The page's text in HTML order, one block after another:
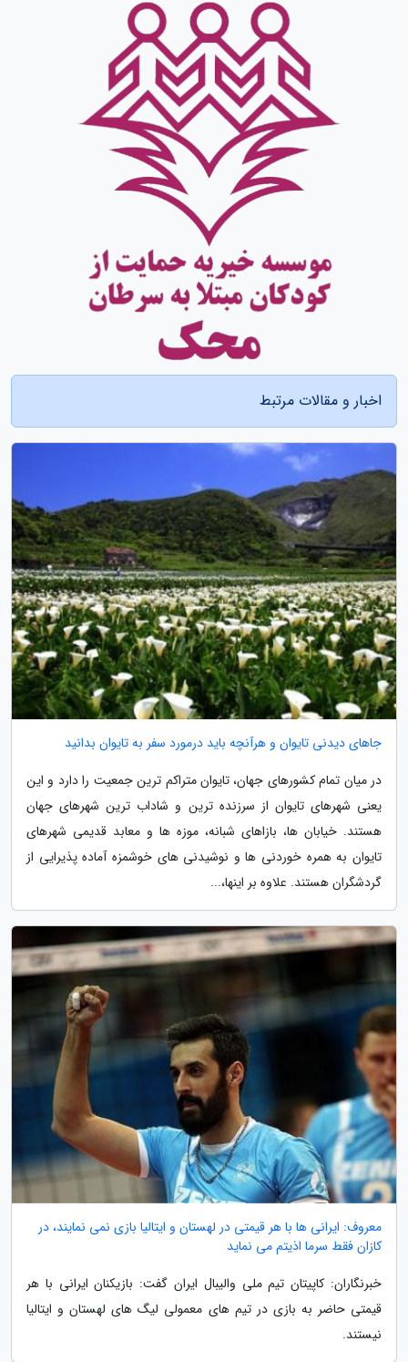
اخبار و مقالات مرتبط
جاهای دیدنی تایوان و هرآنچه باید درمورد سفر به تایوان بدانید
در میان تمام کشورهای جهان، تایوان متراکم ترین جمعیت را دارد و این
یعنی شهرهای تایوان از سرزنده ترین و شاداب ترین شهرهای جهان
هستند. خیابان ها، بازاهای شبانه، موزه ها و معابد قدیمی شهرهای
تایوان به همره خوردنی ها و نوشیدنی های خوشمزه آماده پذیرایی از
گردشگران هستند. علاوه بر اینها،...
معروف: ایرانی ها با هر قیمتی در لهستان و ایتالیا بازی نمی نمایند، در
کازان فقط سرما اذیتم می نماید
خبرنگاران: کاپیتان تیم ملی والیبال ایران گفت: بازیکنان ایرانی با هر
قیمتی حاضر به بازی در تیم های معمولی لیگ های لهستان و ایتالیا
نیستند.